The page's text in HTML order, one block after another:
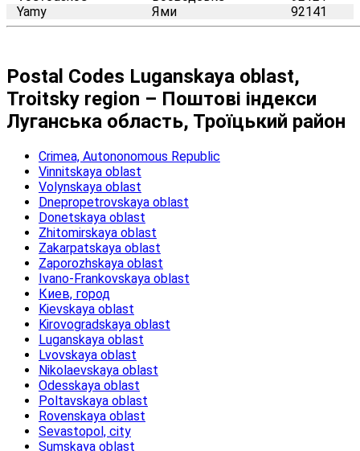
Yamy
Ями 92141
Postal Codes Luganskaya oblast,
Troitsky region – Поштові індекси
Луганська область, Троїцький район
Crimea, Autononomous Republic
Vinnitskaya oblast
Volynskaya oblast
Dnepropetrovskaya oblast
Donetskaya oblast
Zhitomirskaya oblast
Zakarpatskaya oblast
Zaporozhskaya oblast
Ivano-Frankovskaya oblast
Киев, город
Kievskaya oblast
Kirovogradskaya oblast
Luganskaya oblast
Lvovskaya oblast
Nikolaevskaya oblast
Odesskaya oblast
Poltavskaya oblast
Rovenskaya oblast
Sevastopol, city
Sumskaya oblast